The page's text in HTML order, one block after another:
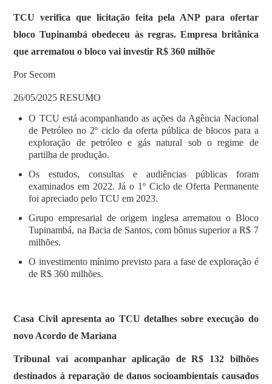
TCU verifica que licitação feita pela ANP para ofertar
bloco Tupinambá obedeceu às regras. Empresa britânica
que arrematou o bloco vai investir R$ 360 milhõe
Por Secom
26/05/2025 RESUMO
O TCU está acompanhando as ações da Agência Nacional
de Petróleo no 2º ciclo da oferta pública de blocos para a
exploração de petróleo e gás natural sob o regime de
partilha de produção.
Os estudos, consultas e audiências públicas foram
examinados em 2022. Já o 1º Ciclo de Oferta Permanente
foi apreciado pelo TCU em 2023.
Grupo empresarial de origem inglesa arrematou o Bloco
Tupinambá, na Bacia de Santos, com bônus superior a R$ 7
milhões.
O investimento mínimo previsto para a fase de exploração é
de R$ 360 milhões.
Casa Civil apresenta ao TCU detalhes sobre execução do
novo Acordo de Mariana
Tribunal vai acompanhar aplicação de R$ 132 bilhões
destinados à reparação de danos socioambientais causados